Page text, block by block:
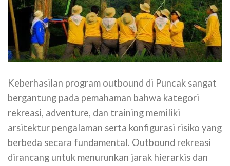
Keberhasilan program outbound di Puncak sangat
bergantung pada pemahaman bahwa kategori
rekreasi, adventure, dan training memiliki
arsitektur pengalaman serta konfigurasi risiko yang
berbeda secara fundamental. Outbound rekreasi
dirancang untuk menurunkan jarak hierarkis dan